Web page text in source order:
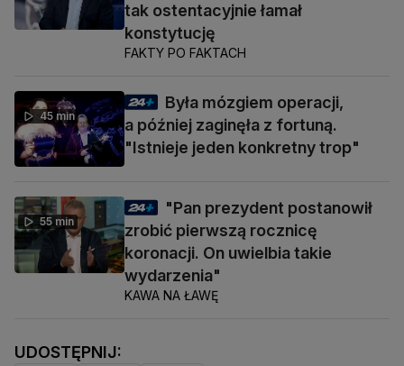
tak ostentacyjnie łamał
konstytucję
FAKTY PO FAKTACH
45 min
Była mózgiem operacji,
a później zaginęła z fortuną.
"Istnieje jeden konkretny trop"
55 min
"Pan prezydent postanowił
zrobić pierwszą rocznicę
koronacji. On uwielbia takie
wydarzenia"
KAWA NA ŁAWĘ
UDOSTĘPNIJ: